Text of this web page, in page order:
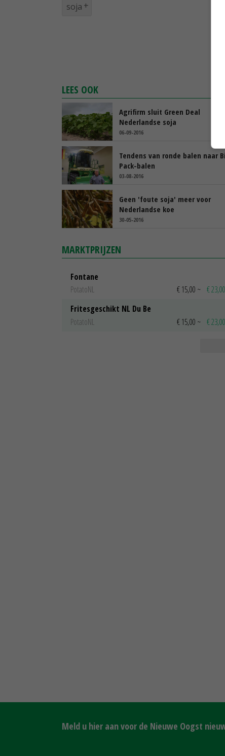
soja
LEES OOK
Agrifirm sluit Green Deal
Nederlandse soja
06-09-2016
Tendens van ronde balen naar
Pack-balen
03-08-2016
Geen 'foute soja' meer voor
Nederlandse koe
30-05-2016
MARKTPRIJZEN
Fontane
PotatoNL
€ 15,00 ~ € 23,00
Fritesgeschikt NL Du Be
PotatoNL
€ 15,00 ~ € 23,00
Meld u hier aan voor de Nieuwe Oogst